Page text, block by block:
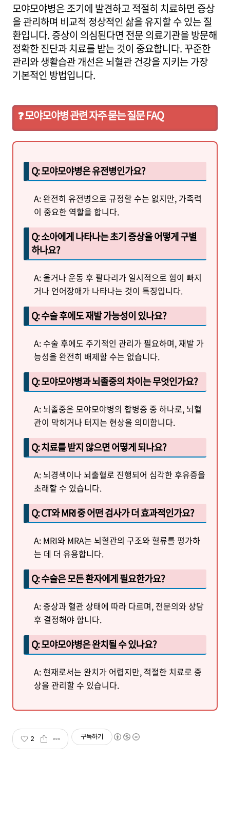
모야모야병은 조기에 발견하고 적절히 치료하면 증상
을 관리하며 비교적 정상적인 삶을 유지할 수 있는 질
환입니다. 증상이 의심된다면 전문 의료기관을 방문해
정확한 진단과 치료를 받는 것이 중요합니다. 꾸준한
관리와 생활습관 개선은 뇌혈관 건강을 지키는 가장
기본적인 방법입니다.
❓ 모야모야병 관련 자주 묻는 질문 FAQ
Q: 모야모야병은 유전병인가요?
A: 완전히 유전병으로 규정할 수는 없지만, 가족력
이 중요한 역할을 합니다.
Q: 소아에게 나타나는 초기 증상을 어떻게 구별
하나요?
A: 울거나 운동 후 팔다리가 일시적으로 힘이 빠지
거나 언어장애가 나타나는 것이 특징입니다.
Q: 수술 후에도 재발 가능성이 있나요?
A: 수술 후에도 주기적인 관리가 필요하며, 재발 가
능성을 완전히 배제할 수는 없습니다.
Q: 모야모야병과 뇌졸중의 차이는 무엇인가요?
A: 뇌졸중은 모야모야병의 합병증 중 하나로, 뇌혈
관이 막히거나 터지는 현상을 의미합니다.
Q: 치료를 받지 않으면 어떻게 되나요?
A: 뇌경색이나 뇌출혈로 진행되어 심각한 후유증을
초래할 수 있습니다.
Q: CT와 MRI 중 어떤 검사가 더 효과적인가요?
A: MRI와 MRA는 뇌혈관의 구조와 혈류를 평가하
는 데 더 유용합니다.
Q: 수술은 모든 환자에게 필요한가요?
A: 증상과 혈관 상태에 따라 다르며, 전문의와 상담
후 결정해야 합니다.
Q: 모야모야병은 완치될 수 있나요?
A: 현재로서는 완치가 어렵지만, 적절한 치료로 증
상을 관리할 수 있습니다.
2 구독하기